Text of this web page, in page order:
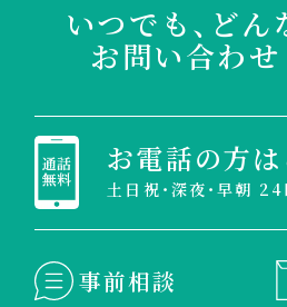
いつでも、どん
お問い合わ
お電話の方は
土日祝・深夜・早朝
事前相談